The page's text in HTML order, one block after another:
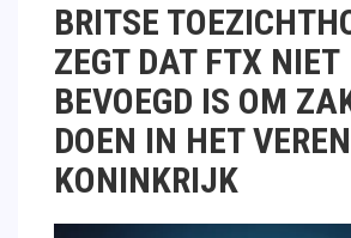
BRITSE
ZEGT DAT FTX NIET
BEVOEGD IS OM
DOEN IN HET
KONINKRIJK